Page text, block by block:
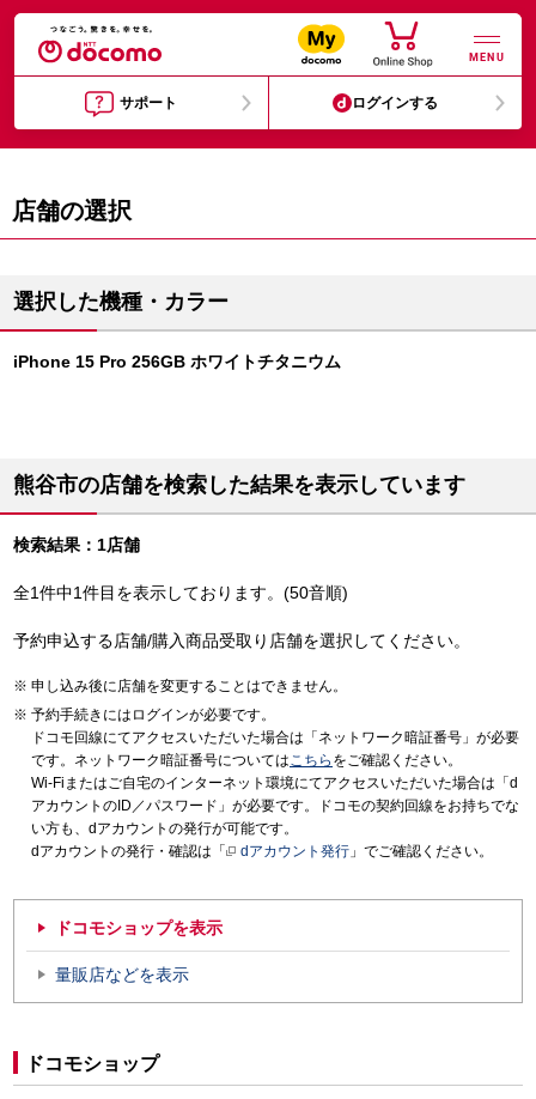
MENU
サポート ログインする
店舗の選択
選択した機種・カラー
iPhone 15 Pro 256GB ホワイトチタニウム
熊谷市の店舗を検索した結果を表示しています
検索結果：1店舗
全1件中1件目を表示しております。(50音順)
予約申込する店舗/購入商品受取り店舗を選択してください。
申し込み後に店舗を変更することはできません。
予約手続きにはログインが必要です。
ドコモ回線にてアクセスいただいた場合は「ネットワーク暗証番号」が必要
です。ネットワーク暗証番号についてはこちら をご確認ください。
Wi-Fiまたはご自宅のインターネット環境にてアクセスいただいた場合は「d
アカウントのID／パスワード」が必要です。ドコモの契約回線をお持ちでな
い方も、dアカウントの発行が可能です。
dアカウントの発行・確認は「
dアカウント発行 」でご確認ください。
ドコモショップを表示
量販店などを表示
ドコモショップ